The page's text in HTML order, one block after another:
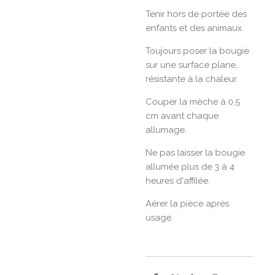
Tenir hors de portée des
enfants et des animaux.
Toujours poser la bougie
sur une surface plane,
résistante à la chaleur.
Couper la mèche à 0,5
cm avant chaque
allumage.
Ne pas laisser la bougie
allumée plus de 3 à 4
heures d'affilée.
Aérer la pièce après
usage.